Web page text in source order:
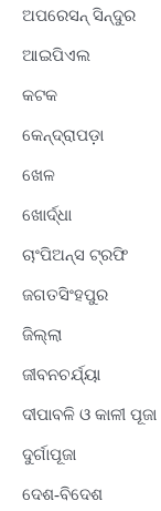
ଅପରେସନ୍ ସିନ୍ଦୁର
ଆଇପିଏଲ
କଟକ
କେନ୍ଦ୍ରାପଡ଼ା
ଖେଳ
ଖୋର୍ଦ୍ଧା
ଚାଂପିଅନ୍ସ ଟ୍ରଫି
ଜଗତସିଂହପୁର
ଜିଲ୍ଲା
ଜୀବନଚର୍ଯ୍ୟା
ଦୀପାବଳି ଓ କାଳୀ ପୂଜା
ଦୁର୍ଗାପୂଜା
ଦେଶ-ବିଦେଶ